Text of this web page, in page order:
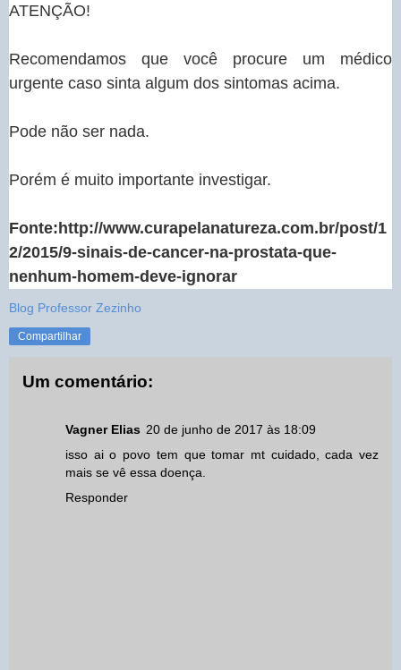
ATENÇÃO!
Recomendamos que você procure um médico
urgente caso sinta algum dos sintomas acima.
Pode não ser nada.
Porém é muito importante investigar.
Fonte:http://www.curapelanatureza.com.br/post/1
2/2015/9-sinais-de-cancer-na-prostata-que-
nenhum-homem-deve-ignorar
Blog Professor Zezinho
Compartilhar
Um comentário:
Vagner Elias 20 de junho de 2017 às 18:09
isso ai o povo tem que tomar mt cuidado, cada vez
mais se vê essa doença.
Responder